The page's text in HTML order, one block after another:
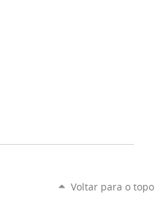
Voltar para o topo